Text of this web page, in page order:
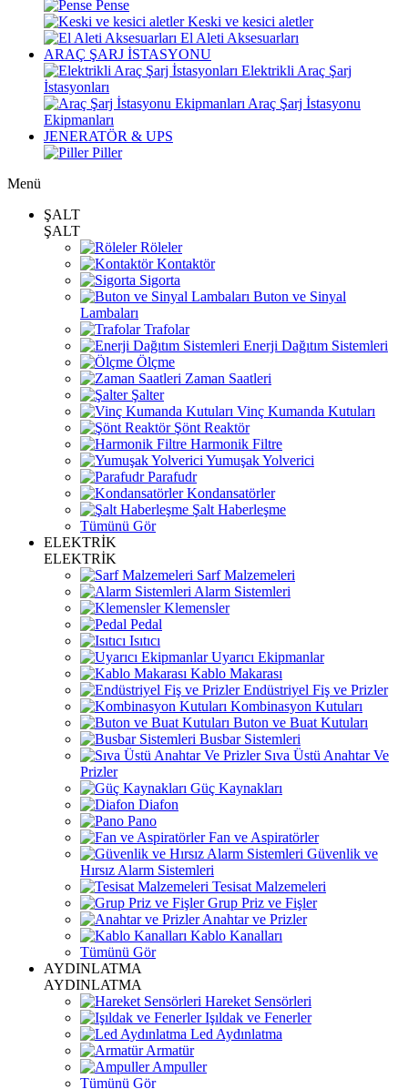
Pense
Keski ve kesici aletler
El Aleti Aksesuarları
ARAÇ ŞARJ İSTASYONU
Elektrikli Araç Şarj
İstasyonları
Araç Şarj İstasyonu
Ekipmanları
JENERATÖR & UPS
Piller
Menü
ŞALT
ŞALT
Röleler
Kontaktör
Sigorta
Buton ve Sinyal
Lambaları
Trafolar
Enerji Dağıtım Sistemleri
Ölçme
Zaman Saatleri
Şalter
Vinç Kumanda Kutuları
Şönt Reaktör
Harmonik Filtre
Yumuşak Yolverici
Parafudr
Kondansatörler
Şalt Haberleşme
Tümünü Gör
ELEKTRİK
ELEKTRİK
Sarf Malzemeleri
Alarm Sistemleri
Klemensler
Pedal
Isıtıcı
Uyarıcı Ekipmanlar
Kablo Makarası
Endüstriyel Fiş ve Prizler
Kombinasyon Kutuları
Buton ve Buat Kutuları
Busbar Sistemleri
Sıva Üstü Anahtar Ve
Prizler
Güç Kaynakları
Diafon
Pano
Fan ve Aspiratörler
Güvenlik ve
Hırsız Alarm Sistemleri
Tesisat Malzemeleri
Grup Priz ve Fişler
Anahtar ve Prizler
Kablo Kanalları
Tümünü Gör
AYDINLATMA
AYDINLATMA
Hareket Sensörleri
Işıldak ve Fenerler
Led Aydınlatma
Armatür
Ampuller
Tümünü Gör